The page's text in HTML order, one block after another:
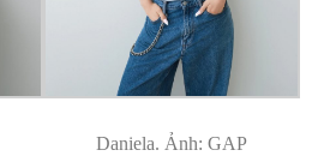
Daniela. Ảnh: GAP